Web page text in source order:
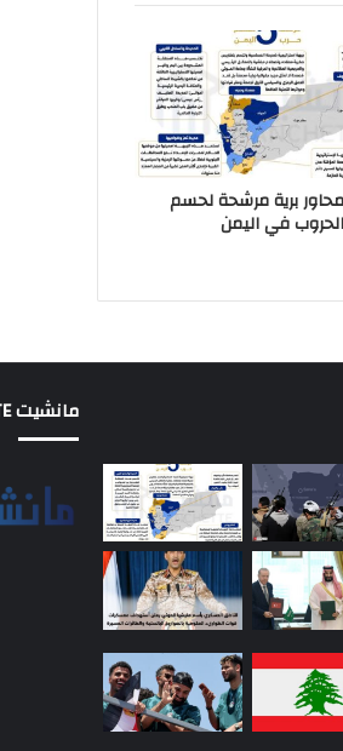
برية مرشحة لحسم
في اليمن
مانشيت MANCHETTE